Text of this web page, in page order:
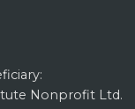
Nonprofit Ltd.